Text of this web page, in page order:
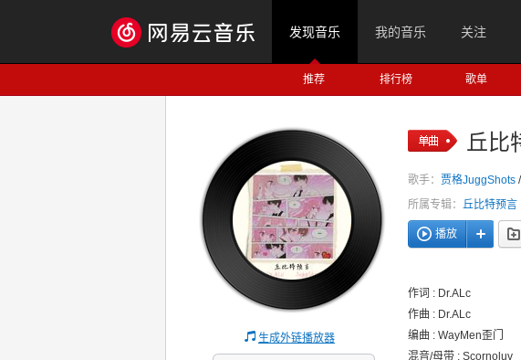
发现音乐 我的音乐 关注
推荐 排行榜 歌单